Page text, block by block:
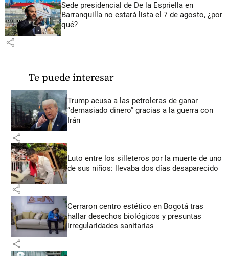
Sede presidencial de De la Espriella en
Barranquilla no estará lista el 7 de agosto, ¿por
qué?
share
Te puede interesar
Trump acusa a las petroleras de ganar
“demasiado dinero” gracias a la guerra con
Irán
share
Luto entre los silleteros por la muerte de uno
de sus niños: llevaba dos días desaparecido
share
Cerraron centro estético en Bogotá tras
hallar desechos biológicos y presuntas
irregularidades sanitarias
share